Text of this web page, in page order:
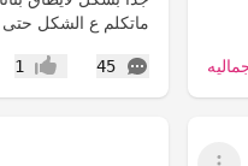
ماتكلم ع الشكل
45
التعليقات إعجاب1